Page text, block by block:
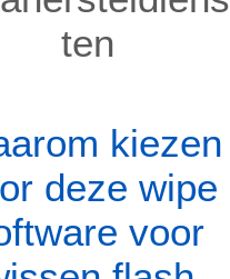
ten
kiezen
deze wipe
voor